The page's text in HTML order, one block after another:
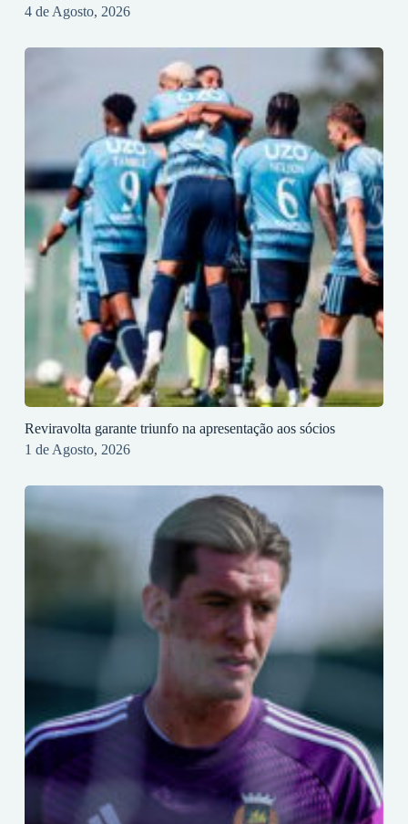
4 de Agosto, 2026
Reviravolta garante triunfo na apresentação aos sócios
1 de Agosto, 2026